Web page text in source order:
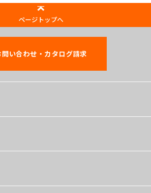
ページトップへ
問い合わせ・カタログ請求